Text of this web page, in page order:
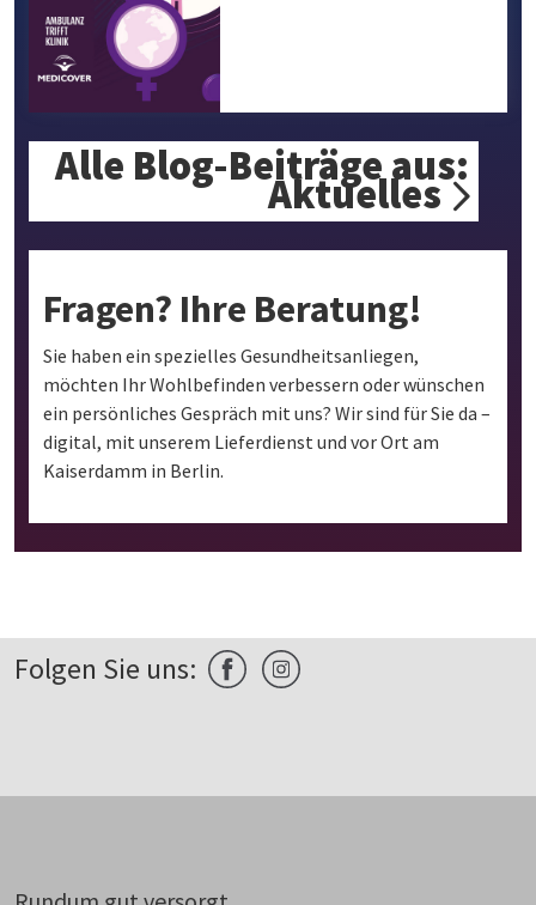
Alle Blog-Beiträge aus:
Aktuelles
Fragen? Ihre Beratung!
Sie haben ein spezielles Gesundheitsanliegen,
möchten Ihr Wohlbefinden verbessern oder wünschen
ein persönliches Gespräch mit uns? Wir sind für Sie da –
digital, mit unserem Lieferdienst und vor Ort am
Kaiserdamm in Berlin.
Folgen Sie uns: